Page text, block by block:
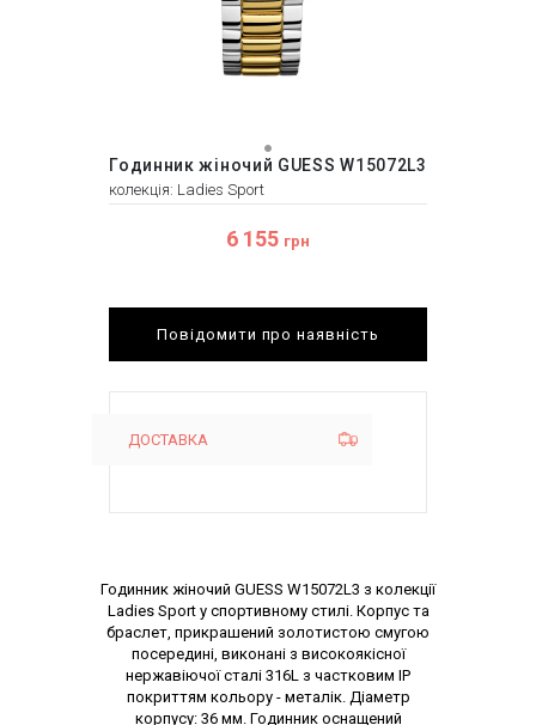
Годинник жіночий GUESS W15072L3
колекція: Ladies Sport
6 155 грн
Повідомити про наявність
ДОСТАВКА
Опис товару
Годинник жіночий GUESS W15072L3 з колекції
Ladies Sport у спортивному стилі. Корпус та
браслет, прикрашений золотистою смугою
посередині, виконані з високоякісної
нержавіючої сталі 316L з частковим IP
покриттям кольору - металік. Діаметр
корпусу: 36 мм. Годинник оснащений